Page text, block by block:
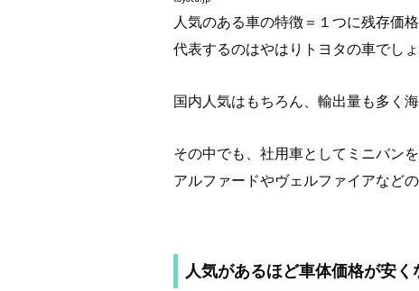
人気のある車の特徴＝１つに残存価
代表するのはやはりトヨタの車でしょ
国内人気はもちろん、輸出量も多く
その中でも、社用車としてミニバン
アルファードやヴェルファイアなど
人気があるほど車体価格が安く